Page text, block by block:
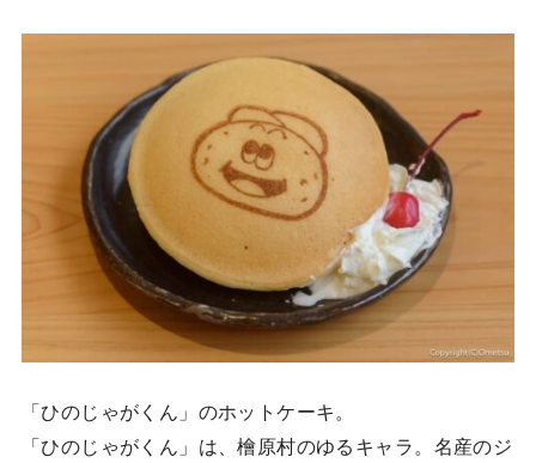
「ひのじゃがくん」のホットケーキ。
「ひのじゃがくん」は、檜原村のゆるキャラ。名産のジ